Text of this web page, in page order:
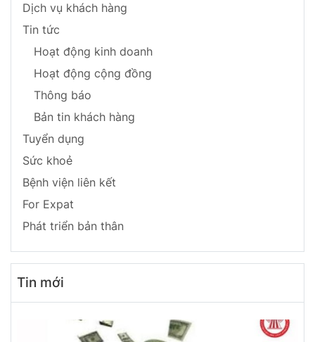
Dịch vụ khách hàng
Tin tức
Hoạt động kinh doanh
Hoạt động cộng đồng
Thông báo
Bản tin khách hàng
Tuyển dụng
Sức khoẻ
Bệnh viện liên kết
For Expat
Phát triển bản thân
Tin mới